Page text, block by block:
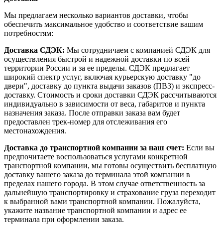
Мы предлагаем несколько вариантов доставки, чтобы
обеспечить максимальное удобство и соответствие вашим
потребностям:
Доставка СДЭК: Мы сотрудничаем с компанией СДЭК для
осуществления быстрой и надежной доставки по всей
территории России и за ее пределы. СДЭК предлагает
широкий спектр услуг, включая курьерскую доставку "до
двери", доставку до пункта выдачи заказов (ПВЗ) и экспресс-
доставку. Стоимость и сроки доставки СДЭК рассчитываются
индивидуально в зависимости от веса, габаритов и пункта
назначения заказа. После отправки заказа вам будет
предоставлен трек-номер для отслеживания его
местонахождения.
Доставка до транспортной компании за наш счет: Если вы
предпочитаете воспользоваться услугами конкретной
транспортной компании, мы готовы осуществить бесплатную
доставку вашего заказа до терминала этой компании в
пределах нашего города. В этом случае ответственность за
дальнейшую транспортировку и страхование груза переходит
к выбранной вами транспортной компании. Пожалуйста,
укажите название транспортной компании и адрес ее
терминала при оформлении заказа.